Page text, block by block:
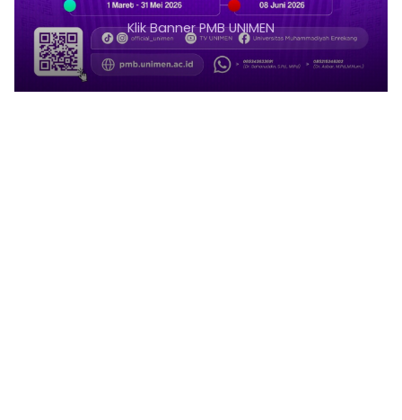
Klik Banner PMB UNIMEN